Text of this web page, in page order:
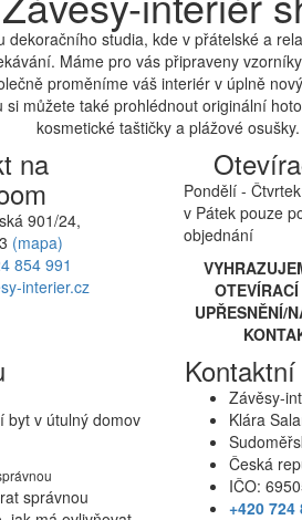
dekoračního studia, kde v přátelské a
Máme pro vás připraveny
proměníme váš interiér v úplně
si můžete také prohlédnout originální
kosmetické taštičky a plážové osušky.
na
901/24,
(mapa)
854 991
interier.cz
Pondělí - Čtvrtek
v Pátek pouze
objednání
UPŘESNĚNÍ/
byt v útulný domov
správnou
Závěsy-
Klára
Česká
IČO:
+420 724